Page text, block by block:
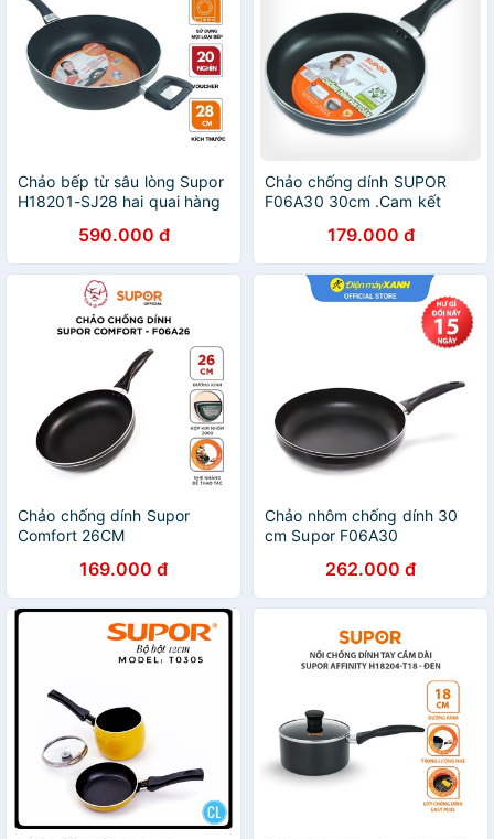
Chảo bếp từ sâu lòng Supor
H18201-SJ28 hai quai hàng
590.000 đ
Chảo chống dính SUPOR
F06A30 30cm .Cam kết
179.000 đ
Chảo chống dính Supor
Comfort 26CM
169.000 đ
Chảo nhôm chống dính 30
cm Supor F06A30
262.000 đ